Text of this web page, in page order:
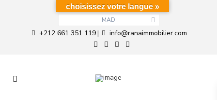
MAD
+212 661 351 119| info@ranaimmobilier.com
choisissez votre langue »